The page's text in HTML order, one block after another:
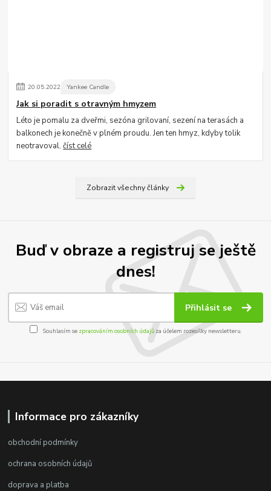
20.05.2022 Yankee Candle
Jak si poradit s otravným hmyzem
Léto je pomalu za dveřmi, sezóna grilovaní, sezení na terasách a
balkonech je konečně v plném proudu. Jen ten hmyz, kdyby tolik
neotravoval.číst celé
Zobrazit všechny články
Buď v obraze a registruj se ještě
dnes!
Přihlásit se
Souhlasím se zpracováním osobních údajůza účelem rozesílky newsletteru.
Informace pro zákazníky
obchodní podmínky
ochrana osobních údajů
doprava a platba